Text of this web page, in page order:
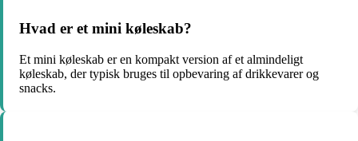
Hvad er et mini køleskab?
Et mini køleskab er en kompakt version af et almindeligt
køleskab, der typisk bruges til opbevaring af drikkevarer og
snacks.